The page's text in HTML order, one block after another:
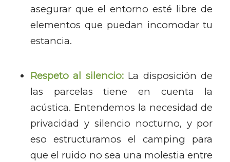
asegurar que el entorno esté libre de
elementos que puedan incomodar tu
estancia.
Respeto al silencio:La disposición de
las parcelas tiene en cuenta la
acústica. Entendemos la necesidad de
privacidad y silencio nocturno, y por
eso estructuramos el camping para
que el ruido no sea una molestia entre